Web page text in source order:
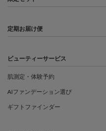
定期お届け便
ビューティーサービス
肌測定・体験予約
AIファンデーション選び
ギフトファインダー